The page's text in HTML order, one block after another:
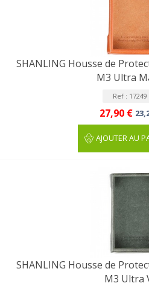
SHANLING Housse de
M3 Ultra
Ref : 17249
27,90 €
AJOUTER AU
SHANLING Housse de
M3 Ultra